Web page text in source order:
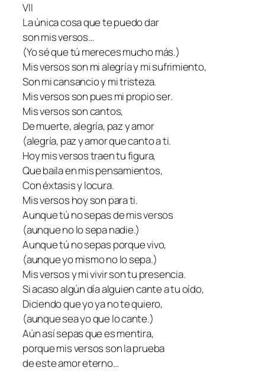
VII
La única cosa que te puedo dar
son mis versos…
(Yo sé que tú mereces mucho más.)
Mis versos son mi alegría y mi sufrimiento,
Son mi cansancio y mi tristeza.
Mis versos son pues mi propio ser.
Mis versos son cantos,
De muerte, alegría, paz y amor
(alegría, paz y amor que canto a ti.
Hoy mis versos traen tu figura,
Que baila en mis pensamientos,
Con éxtasis y locura.
Mis versos hoy son para ti.
Aunque tú no sepas de mis versos
(aunque no lo sepa nadie.)
Aunque tú no sepas porque vivo,
(aunque yo mismo no lo sepa.)
Mis versos y mi vivir son tu presencia.
Si acaso algún día alguien cante a tu oído,
Diciendo que yo ya no te quiero,
(aunque sea yo que lo cante.)
Aún así sepas que es mentira,
porque mis versos son la prueba
de este amor eterno…